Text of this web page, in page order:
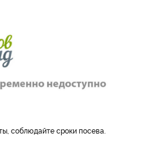
соблюдайте сроки посева.